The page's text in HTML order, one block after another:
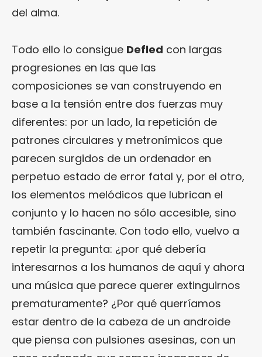
del alma.
Todo ello lo consigue Defled con largas
progresiones en las que las
composiciones se van construyendo en
base a la tensión entre dos fuerzas muy
diferentes: por un lado, la repetición de
patrones circulares y metronímicos que
parecen surgidos de un ordenador en
perpetuo estado de error fatal y, por el otro,
los elementos melódicos que lubrican el
conjunto y lo hacen no sólo accesible, sino
también fascinante. Con todo ello, vuelvo a
repetir la pregunta: ¿por qué debería
interesarnos a los humanos de aquí y ahora
una música que parece querer extinguirnos
prematuramente? ¿Por qué querríamos
estar dentro de la cabeza de un androide
que piensa con pulsiones asesinas, con un